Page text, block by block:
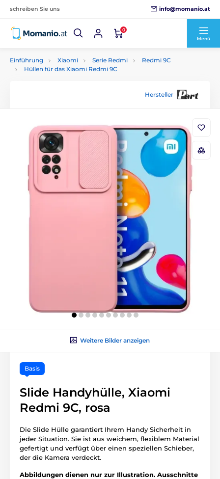
schreiben Sie uns info@momanio.at
0
Menü
Einführung Xiaomi Serie Redmi
Redmi 9C
Hüllen für das Xiaomi Redmi 9C
Hersteller
Weitere Bilder anzeigen
Basis
Slide Handyhülle, Xiaomi
Redmi 9C, rosa
Die Slide Hülle garantiert Ihrem Handy Sicherheit in
jeder Situation. Sie ist aus weichem, flexiblem Material
gefertigt und verfügt über einen speziellen Schieber,
der die Kamera verdeckt.
Abbildungen dienen nur zur Illustration. Ausschnitte